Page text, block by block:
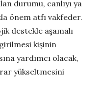
durumu, canlıyı ya
önem atfı vakfeder.
destekle aşamalı
kişinin
yardımcı olacak,
yükseltmesini